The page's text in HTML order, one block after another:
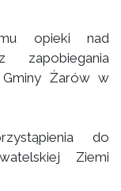
opieki nad
zapobiegania
Żarów w
do
Ziemi